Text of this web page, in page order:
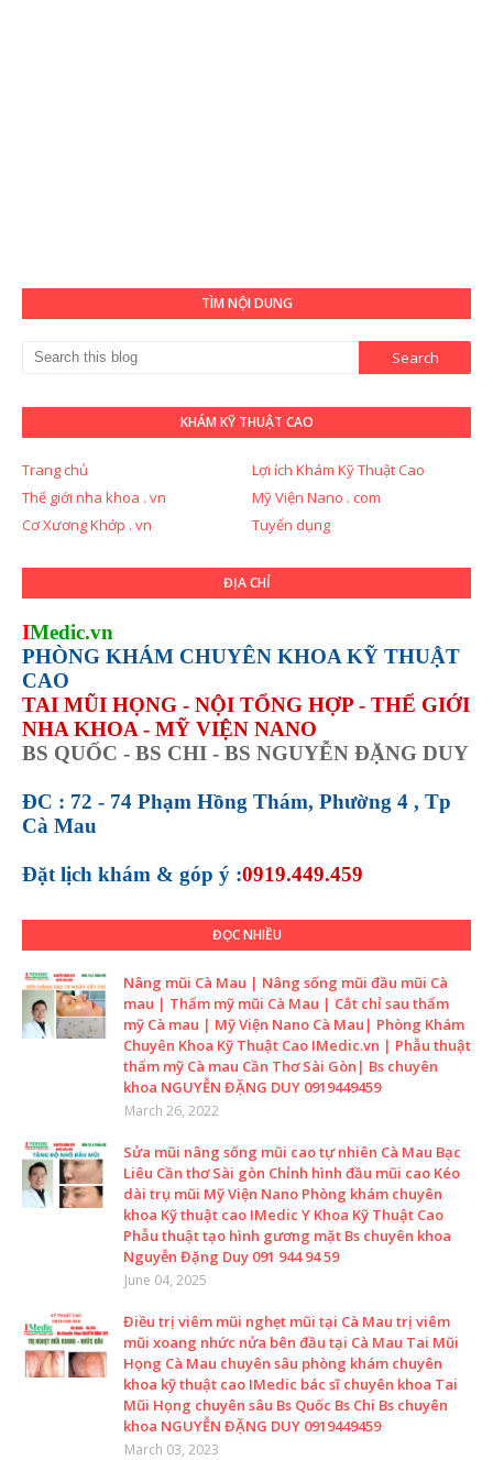
TÌM NỘI DUNG
KHÁM KỸ THUẬT CAO
Trang chủ
Lợi ích Khám Kỹ Thuật Cao
Thế giới nha khoa . vn
Mỹ Viện Nano . com
Cơ Xương Khớp . vn
Tuyển dụng
ĐỊA CHỈ
IMedic.vn
PHÒNG KHÁM CHUYÊN KHOA KỸ THUẬT
CAO
TAI MŨI HỌNG - NỘI TỔNG HỢP - THẾ GIỚI
NHA KHOA - MỸ VIỆN NANO
BS QUỐC - BS CHI - BS NGUYỄN ĐẶNG DUY
ĐC : 72 - 74 Phạm Hồng Thám, Phường 4 , Tp
Cà Mau
Đặt lịch khám & góp ý :0919.449.459
ĐỌC NHIỀU
Nâng mũi Cà Mau | Nâng sống mũi đầu mũi Cà
mau | Thẩm mỹ mũi Cà Mau | Cắt chỉ sau thẩm
mỹ Cà mau | Mỹ Viện Nano Cà Mau| Phòng Khám
Chuyên Khoa Kỹ Thuật Cao IMedic.vn | Phẫu thuật
thẩm mỹ Cà mau Cần Thơ Sài Gòn| Bs chuyên
khoa NGUYỄN ĐẶNG DUY 0919449459
March 26, 2022
Sửa mũi nâng sống mũi cao tự nhiên Cà Mau Bạc
Liêu Cần thơ Sài gòn Chỉnh hình đầu mũi cao Kéo
dài trụ mũi Mỹ Viện Nano Phòng khám chuyên
khoa Kỹ thuật cao IMedic Y Khoa Kỹ Thuật Cao
Phẫu thuật tạo hình gương mặt Bs chuyên khoa
Nguyễn Đặng Duy 091 944 94 59
June 04, 2025
Điều trị viêm mũi nghẹt mũi tại Cà Mau trị viêm
mũi xoang nhức nửa bên đầu tại Cà Mau Tai Mũi
Họng Cà Mau chuyên sâu phòng khám chuyên
khoa kỹ thuật cao IMedic bác sĩ chuyên khoa Tai
Mũi Họng chuyên sâu Bs Quốc Bs Chi Bs chuyên
khoa NGUYỄN ĐẶNG DUY 0919449459
March 03, 2023